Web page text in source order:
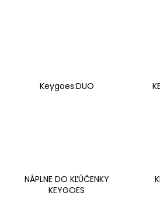
Keygoes:DUO
NÁPLNE DO KĽÚČENKY
KEYGOES